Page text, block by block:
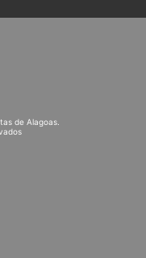
de Alagoas.